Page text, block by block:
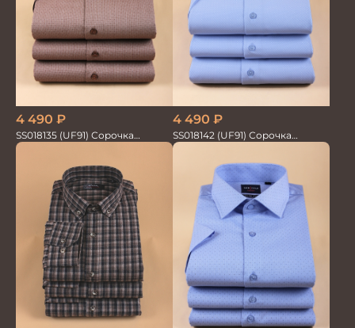
4 490 ₽
SS018135 (UF91) Сорочка
мужская GROSTYLE TRENDY
4 490 ₽
SS018142 (UF91) Сорочка
мужская GROSTYLE TRENDY